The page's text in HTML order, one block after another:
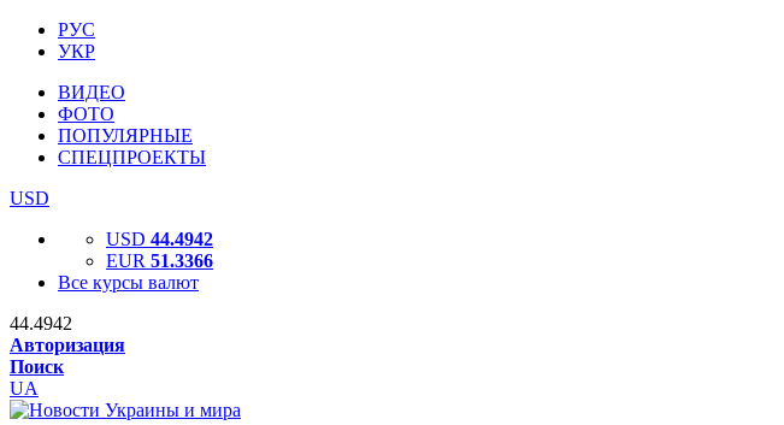
РУС
УКР
ВИДЕО
ФОТО
ПОПУЛЯРНЫЕ
СПЕЦПРОЕКТЫ
USD
USD 44.4942
EUR 51.3366
Все курсы валют
44.4942
Авторизация
Поиск
UA